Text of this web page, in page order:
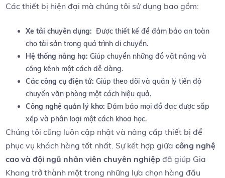
Các thiết bị hiện đại mà chúng tôi sử dụng bao gồm:
Xe tải chuyên dụng: ​ Được ⁢thiết kế để⁣ đảm bảo an toàn
cho tài sản trong quá ⁣trình​ di chuyển.
Hệ thống nâng hạ: Giúp chuyển những đồ vật‍ nặng và‌
cồng kềnh một cách dễ dàng.
Các công cụ điện ⁤tử: ⁤Giúp theo dõi và quản lý tiến độ
chuyển văn phòng​ một cách hiệu quả.
Công nghệ quản ‍lý kho: Đảm bảo mọi đồ đạc được sắp
xếp và‌ phân loại ‍một cách khoa học.
Chúng tôi ‍cũng luôn ⁢cập nhật và nâng cấp thiết bị​ để
phục ⁤vụ khách hàng tốt nhất. Sự kết hợp giữacông ‍nghệ
cao ‍và đội ‌ngũ nhân ​viên chuyên nghiệp đã giúp Gia
Khang trở thành một trong những lựa chọn‌ hàng đầu